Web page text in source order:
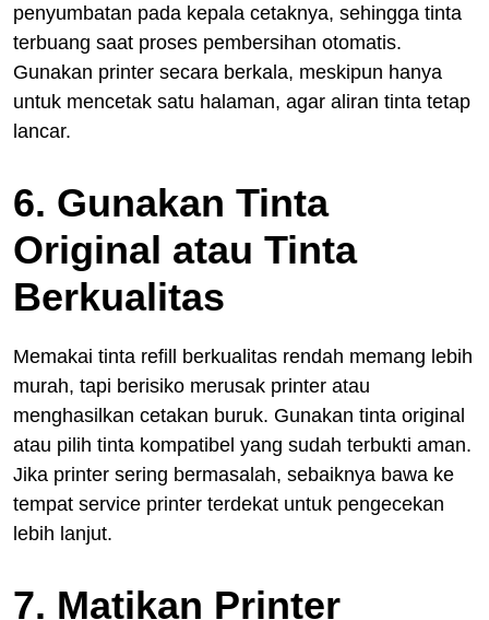
penyumbatan pada kepala cetaknya, sehingga tinta
terbuang saat proses pembersihan otomatis.
Gunakan printer secara berkala, meskipun hanya
untuk mencetak satu halaman, agar aliran tinta tetap
lancar.
6. Gunakan Tinta
Original atau Tinta
Berkualitas
Memakai tinta refill berkualitas rendah memang lebih
murah, tapi berisiko merusak printer atau
menghasilkan cetakan buruk. Gunakan tinta original
atau pilih tinta kompatibel yang sudah terbukti aman.
Jika printer sering bermasalah, sebaiknya bawa ke
tempat service printer terdekat untuk pengecekan
lebih lanjut.
7. Matikan Printer